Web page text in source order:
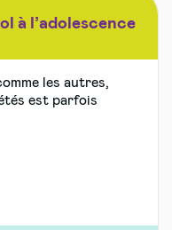
à l’adolescence
les autres,
est parfois